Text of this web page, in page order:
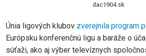
dac1904.sk
Únia ligových klubov zverejnila program
Európsku konferenčnú ligu a baráže o
súťaži, ako aj výber televíznych